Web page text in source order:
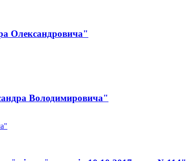
Олександровича"
Володимировича"